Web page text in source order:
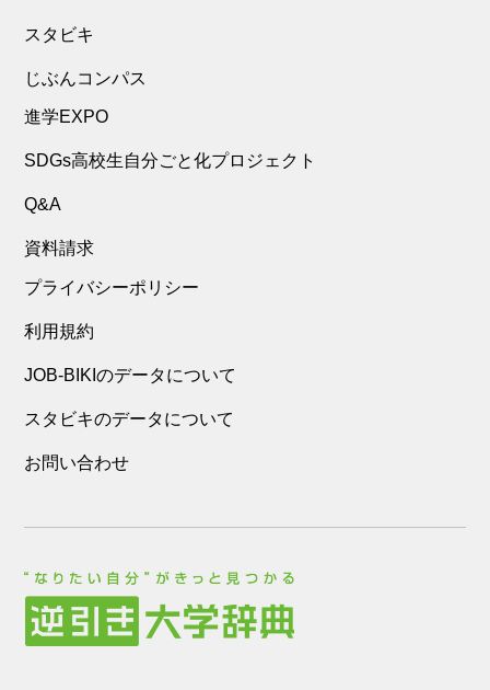
スタビキ
じぶんコンパス
進学EXPO
SDGs高校生自分ごと化プロジェクト
Q&A
資料請求
プライバシーポリシー
利用規約
JOB-BIKIのデータについて
スタビキのデータについて
お問い合わせ